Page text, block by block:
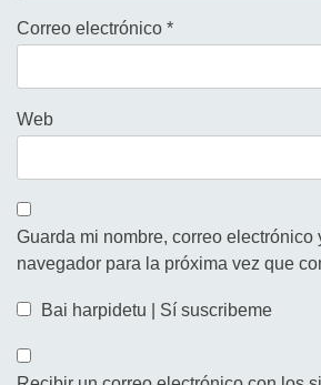
Correo electrónico *
Web
Guarda mi nombre, correo electrónico
navegador para la próxima vez que
Bai harpidetu | Sí suscribeme